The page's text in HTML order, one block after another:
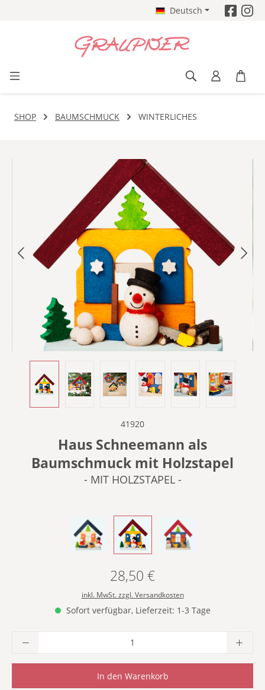
Deutsch
SHOP BAUMSCHMUCK WINTERLICHES
Bildergalerie überspringen
41920
Haus Schneemann als
Baumschmuck mit Holzstapel
- MIT HOLZSTAPEL -
- MIT GESCHENKESCHLITTEN -
- MIT HOLZSTAPEL -
- MIT TIEREN -
Regulärer Preis:
28,50 €
inkl. MwSt. zzgl. Versandkosten
Sofort verfügbar, Lieferzeit: 1-3 Tage
Produkt Anzahl: Gib den gewünschten
In den Warenkorb